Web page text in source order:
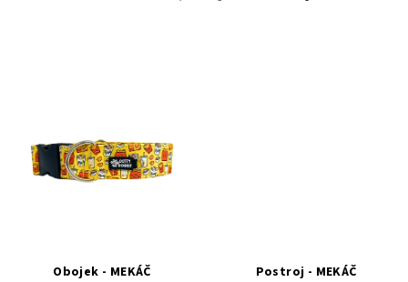
Obojek - MEKÁČ Postroj - MEKÁČ